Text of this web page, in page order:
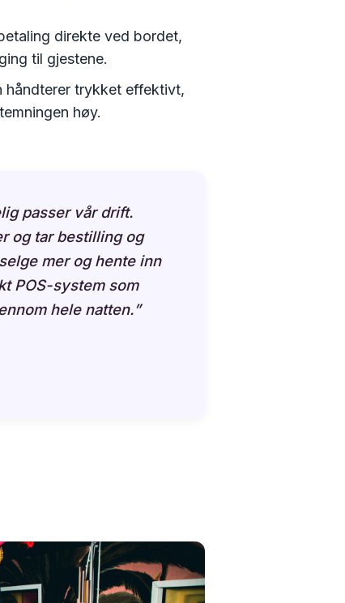
direkte ved bordet,
til gjestene.
håndterer trykket effektivt,
høy.
passer vår drift.
og tar bestilling og
mer og hente inn
POS-system som
hele natten.”